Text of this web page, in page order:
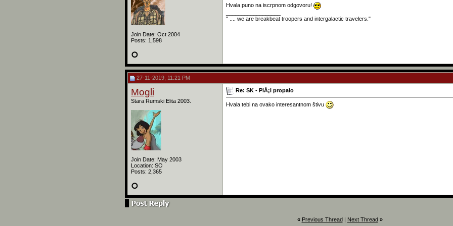
Join Date: Oct 2004
Posts: 1,598
Hvala puno na iscrpnom odgovoru!
" .... we are breakbeat troopers and intergalactic travelers."
27-11-2019, 11:21 PM
Mogli
Stara Rumski Elita 2003.
Join Date: May 2003
Location: SO
Posts: 2,365
Re: SK - PiÅ¡i propalo
Hvala tebi na ovako interesantnom štivu
« Previous Thread| Next Thread »